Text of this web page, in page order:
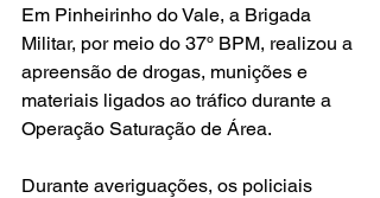
Em Pinheirinho do Vale, a Brigada
Militar, por meio do 37º BPM, realizou a
apreensão de drogas, munições e
materiais ligados ao tráfico durante a
Operação Saturação de Área.
Durante averiguações, os policiais